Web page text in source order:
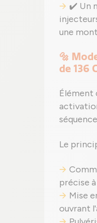
✔️ Un
une
🔩
de 136
Élément
Le
précise
Mise
ouvrant